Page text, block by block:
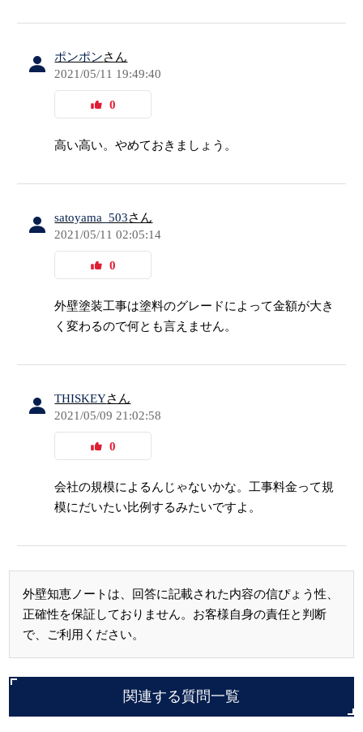
ポンポンさん
2021/05/11 19:49:40
0
高い高い。やめておきましょう。
satoyama_503さん
2021/05/11 02:05:14
0
外壁塗装工事は塗料のグレードによって金額が大き
く変わるので何とも言えません。
THISKEYさん
2021/05/09 21:02:58
0
会社の規模によるんじゃないかな。工事料金って規
模にだいたい比例するみたいですよ。
外壁知恵ノートは、回答に記載された内容の信ぴょう性、
正確性を保証しておりません。お客様自身の責任と判断
で、ご利用ください。
関連する質問一覧